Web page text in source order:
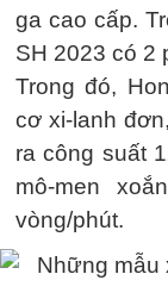
ga cao cấp.
SH 2023 có 2
Trong đó,
cơ xi-lanh
ra công suất
mô-men
vòng/phút.